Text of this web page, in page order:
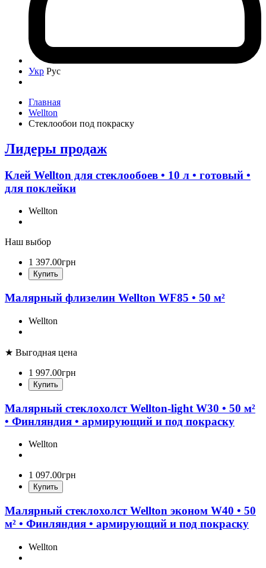
Укр Рус
Главная
Wellton
Стеклообои под покраску
Лидеры продаж
Клей Wellton для стеклообоев • 10 л • готовый •
для поклейки
Wellton
Наш выбор
1 397.00грн
Купить
Малярный флизелин Wellton WF85 • 50 м²
Wellton
★ Выгодная цена
1 997.00грн
Купить
Малярный стеклохолст Wellton-light W30 • 50 м²
• Финляндия • армирующий и под покраску
Wellton
1 097.00грн
Купить
Малярный стеклохолст Wellton эконом W40 • 50
м² • Финляндия • армирующий и под покраску
Wellton